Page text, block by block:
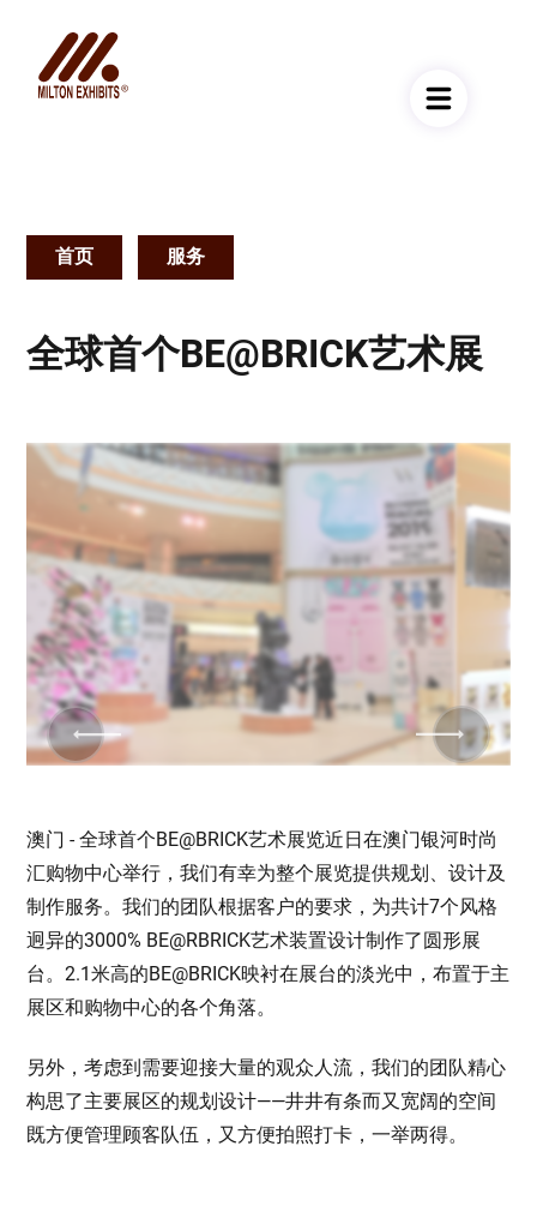
面
包
屑
首页 服务
全球首个BE@BRICK艺术展
Previous Next
澳门 - 全球首个BE@BRICK艺术展览近日在澳门银河时尚
汇购物中心举行，我们有幸为整个展览提供规划、设计及
制作服务。我们的团队根据客户的要求，为共计7个风格
迥异的3000% BE@RBRICK艺术装置设计制作了圆形展
台。2.1米高的BE@BRICK映衬在展台的淡光中，布置于主
展区和购物中心的各个角落。
另外，考虑到需要迎接大量的观众人流，我们的团队精心
构思了主要展区的规划设计——井井有条而又宽阔的空间
既方便管理顾客队伍，又方便拍照打卡，一举两得。